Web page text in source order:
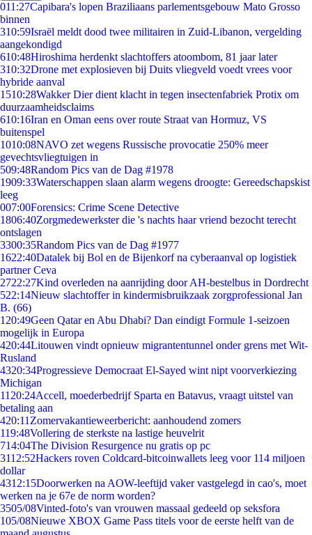
011:27Capibara's lopen Braziliaans parlementsgebouw Mato Grosso
binnen
310:59Israël meldt dood twee militairen in Zuid-Libanon, vergelding
aangekondigd
610:48Hiroshima herdenkt slachtoffers atoombom, 81 jaar later
310:32Drone met explosieven bij Duits vliegveld voedt vrees voor
hybride aanval
1510:28Wakker Dier dient klacht in tegen insectenfabriek Protix om
duurzaamheidsclaims
610:16Iran en Oman eens over route Straat van Hormuz, VS
buitenspel
1010:08NAVO zet wegens Russische provocatie 250% meer
gevechtsvliegtuigen in
509:48Random Pics van de Dag #1978
1909:33Waterschappen slaan alarm wegens droogte: Gereedschapskist
leeg
007:00Forensics: Crime Scene Detective
1806:40Zorgmedewerkster die 's nachts haar vriend bezocht terecht
ontslagen
3300:35Random Pics van de Dag #1977
1622:40Datalek bij Bol en de Bijenkorf na cyberaanval op logistiek
partner Ceva
2722:27Kind overleden na aanrijding door AH-bestelbus in Dordrecht
522:14Nieuw slachtoffer in kindermisbruikzaak zorgprofessional Jan
B. (66)
1 20:49Geen Qatar en Abu Dhabi? Dan eindigt Formule 1-seizoen
mogelijk in Europa
420:44Litouwen vindt opnieuw migrantentunnel onder grens met Wit-
Rusland
4320:34Progressieve Democraat El-Sayed wint nipt voorverkiezing
Michigan
11 20:24Accell, moederbedrijf Sparta en Batavus, vraagt uitstel van
betaling aan
420:11 Zomervakantieweerbericht: aanhoudend zomers
119:48Vollering de sterkste na lastige heuvelrit
714:04The Division Resurgence nu gratis op pc
3112:52Hackers roven Coldcard-bitcoinwallets leeg voor 114 miljoen
dollar
4312:15Doorwerken na AOW-leeftijd vaker vastgelegd in cao's, moet
werken na je 67e de norm worden?
3505/08Vinted-foto's van vrouwen massaal gedeeld op seksfora
105/08Nieuwe XBOX Game Pass titels voor de eerste helft van de